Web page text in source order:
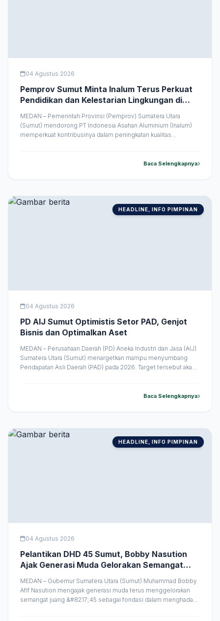
04 Agustus 2026
Pemprov Sumut Minta Inalum Terus Perkuat
Pendidikan dan Kelestarian Lingkungan di
MEDAN – Pemerintah Provinsi (Pemprov) Sumatera Utara
(Sumut) mendorong PT Indonesia Asahan Aluminium (Inalum)
memperkuat kontribusinya dalam peningkatan kualitas
meningkatkan kualitas hidup masyarakat sekaligus menjaga
Baca Selengkapnya
HEADLINE, INFO PIMPINAN
04 Agustus 2026
PD AIJ Sumut Optimistis Setor PAD, Genjot
Bisnis dan Optimalkan Aset
MEDAN – Perusahaan Daerah (PD) Aneka Industri dan Jasa (AIJ)
Sumatera Utara (Sumut) menargetkan mampu menyumbang
Pendapatan Asli Daerah (PAD) pada 2026. Target tersebut akan
(Dirut) PD AIJ Sumut Swangro Lumbanbatu menyampaikan,
Baca Selengkapnya
HEADLINE, INFO PIMPINAN
04 Agustus 2026
Pelantikan DHD 45 Sumut, Bobby Nasution
Ajak Generasi Muda Gelorakan Semangat
MEDAN – Gubernur Sumatera Utara (Sumut) Muhammad Bobby
Afif Nasution mengajak generasi muda terus menggelorakan
semangat juang &#8217;45 sebagai fondasi dalam menghadapi